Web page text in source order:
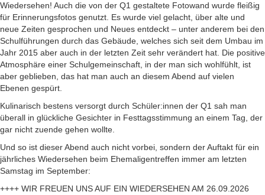
Wiedersehen! Auch die von der Q1 gestaltete Fotowand wurde fleißig
für Erinnerungsfotos genutzt. Es wurde viel gelacht, über alte und
neue Zeiten gesprochen und Neues entdeckt – unter anderem bei den
Schulführungen durch das Gebäude, welches sich seit dem Umbau im
Jahr 2015 aber auch in der letzten Zeit sehr verändert hat. Die positive
Atmosphäre einer Schulgemeinschaft, in der man sich wohlfühlt, ist
aber geblieben, das hat man auch an diesem Abend auf vielen
Ebenen gespürt.
Kulinarisch bestens versorgt durch Schüler:innen der Q1 sah man
überall in glückliche Gesichter in Festtagsstimmung an einem Tag, der
gar nicht zuende gehen wollte.
Und so ist dieser Abend auch nicht vorbei, sondern der Auftakt für ein
jährliches Wiedersehen beim Ehemaligentreffen immer am letzten
Samstag im September:
++++ WIR FREUEN UNS AUF EIN WIEDERSEHEN AM 26.09.2026